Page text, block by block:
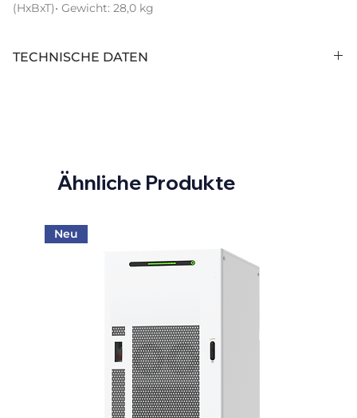
Ähnliche Produkte
Neu
(HxBxT)• Gewicht: 28,0 kg
TECHNISCHE DATEN